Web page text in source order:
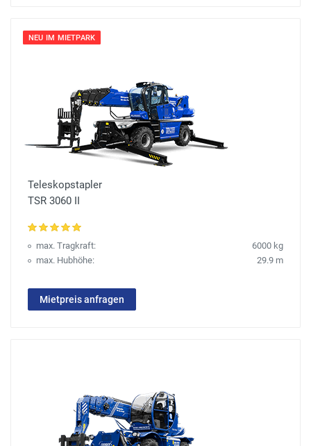
NEU IM MIETPARK
Teleskopstapler
TSR 3060 II
max. Tragkraft:
6000 kg
max. Hubhöhe:
29.9 m
Mietpreis anfragen